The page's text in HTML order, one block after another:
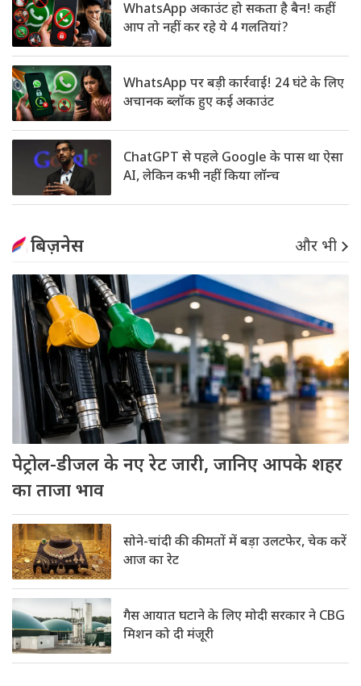
WhatsApp अकाउंट हो सकता है बैन! कहीं
आप तो नहीं कर रहे ये 4 गलतियां?
WhatsApp पर बड़ी कार्रवाई! 24 घंटे के लिए
अचानक ब्लॉक हुए कई अकाउंट
ChatGPT से पहले Google के पास था ऐसा
AI, लेकिन कभी नहीं किया लॉन्च
बिज़नेस और भी
पेट्रोल-डीजल के नए रेट जारी, जानिए आपके शहर
का ताजा भाव
सोने-चांदी की कीमतों में बड़ा उलटफेर, चेक करें
आज का रेट
गैस आयात घटाने के लिए मोदी सरकार ने CBG
मिशन को दी मंजूरी